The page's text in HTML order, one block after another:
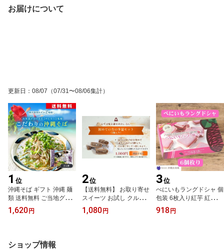
で本格沖縄そば
お届けについて
更新日 ： 08/07 （07/31〜08/06集計）
1 位
沖縄そば ギフト 沖縄 麺
類 送料無料 ご当地グル
メ 常温 沖縄麺類 沖縄土
産 沖縄そば生麺 久米島
で本格沖縄そば
1,620 円
2位
【送料無料】 お取り寄せ
スイーツ お試し クルミ
お菓子 （5個入）紅芋エ
ンガディナー｜ 焼き菓子
1,080 円
3位
べにいもラングドシャ 個
包装 6枚入り紅芋 紅イモ
紅いも お菓子 ラングド
シャクッキー ラングドシ
918 円
ショップ情報